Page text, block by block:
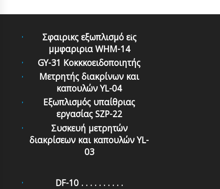
Σφαιρικς εξωπλισμό εἰς
μμφαριρια WHM-14
GY-31 Κοκκκοειδοποιητής
Μετρητής διακρίνων και
καπουλών YL-04
Εξωπλισμός υπαίθριας
εργασίας SZP-22
Συσκευή μετρητών
διακρίσεων και καπουλών YL-
03
DF-10 . . . . . . . . . .